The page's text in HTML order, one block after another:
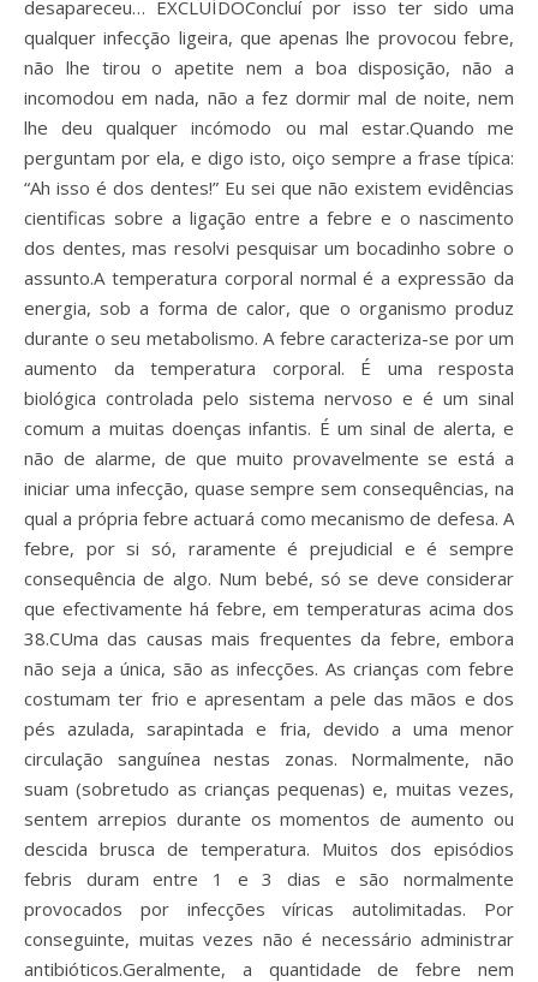
desapareceu… EXCLUÍDOConcluí por isso ter sido uma
qualquer infecção ligeira, que apenas lhe provocou febre,
não lhe tirou o apetite nem a boa disposição, não a
incomodou em nada, não a fez dormir mal de noite, nem
lhe deu qualquer incómodo ou mal estar.Quando me
perguntam por ela, e digo isto, oiço sempre a frase típica:
“Ah isso é dos dentes!” Eu sei que não existem evidências
cientificas sobre a ligação entre a febre e o nascimento
dos dentes, mas resolvi pesquisar um bocadinho sobre o
assunto.A temperatura corporal normal é a expressão da
energia, sob a forma de calor, que o organismo produz
durante o seu metabolismo. Afebre caracteriza-se por um
aumento da temperatura corporal. É uma resposta
biológica controlada pelo sistema nervoso e é um sinal
comum a muitas doenças infantis. É um sinal de alerta, e
não de alarme, de que muito provavelmente se está a
iniciar uma infecção, quase sempre sem consequências, na
qual a própria febre actuará como mecanismo de defesa. A
febre, por si só, raramente é prejudicial e é sempre
consequência de algo. Num bebé, só se deve considerar
que efectivamente há febre, em temperaturas acima dos
38.CUma das causas mais frequentes da febre, embora
não seja a única, são as infecções. As crianças com febre
costumam ter frio e apresentam a pele das mãos e dos
pés azulada, sarapintada e fria, devido a uma menor
circulação sanguínea nestas zonas. Normalmente, não
suam (sobretudo as crianças pequenas) e, muitas vezes,
sentem arrepios durante os momentos de aumento ou
descida brusca de temperatura. Muitos dos episódios
febris duram entre 1 e 3 dias e são normalmente
provocados por infecções víricas autolimitadas. Por
conseguinte, muitas vezes não é necessário administrar
antibióticos.Geralmente, a quantidade de febre nem